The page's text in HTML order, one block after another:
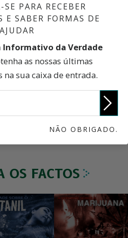
História
na Internet Lhe
Drogas
OS FACTOS
SE PARA RECEBER
E SABER FORMAS DE
AJUDAR
Informativo da Verdade
as nossas últimas
na sua caixa de entrada.
NÃO OBRIGADO.